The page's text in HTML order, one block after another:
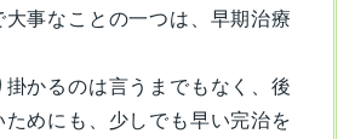
事なことの一つは、早期治療
かるのは言うまでもなく、後
めにも、少しでも早い完治を